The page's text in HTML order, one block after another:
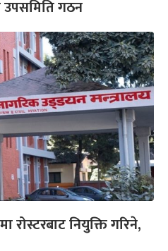
गठन
रोस्टरबाट नियुक्ति गरिने,